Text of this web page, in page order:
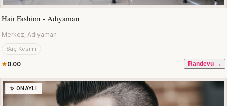
Hair Fashion - Adıyaman
Merkez, Adıyaman
Saç Kesimi
0.00 Randevu →
✨ ONAYLI